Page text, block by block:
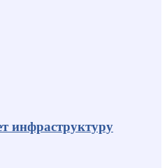
инфраструктуру